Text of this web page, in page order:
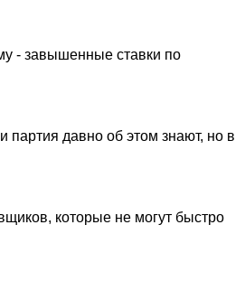
- завышенные ставки по
давно об этом знают, но в
которые не могут быстро